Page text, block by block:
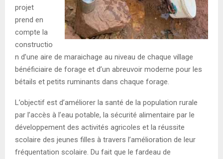
projet
prend en
compte la
constructio
n d’une aire de maraichage au niveau de chaque village
bénéficiaire de forage et d’un abreuvoir moderne pour les
bétails et petits ruminants dans chaque forage.
L’objectif est d’améliorer la santé de la population rurale
par l’accès à l’eau potable, la sécurité alimentaire par le
développement des activités agricoles et la réussite
scolaire des jeunes filles à travers l’amélioration de leur
fréquentation scolaire. Du fait que le fardeau de